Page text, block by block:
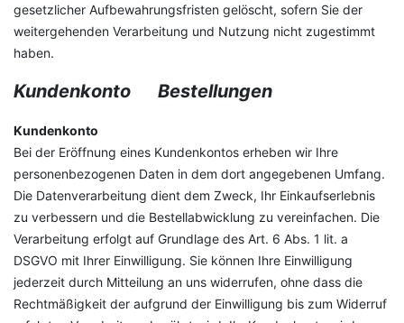
gesetzlicher Aufbewahrungsfristen gelöscht, sofern Sie der
weitergehenden Verarbeitung und Nutzung nicht zugestimmt
haben.
Kundenkonto Bestellungen
Kundenkonto
Bei der Eröffnung eines Kundenkontos erheben wir Ihre
personenbezogenen Daten in dem dort angegebenen Umfang.
Die Datenverarbeitung dient dem Zweck, Ihr Einkaufserlebnis
zu verbessern und die Bestellabwicklung zu vereinfachen. Die
Verarbeitung erfolgt auf Grundlage des Art. 6 Abs. 1 lit. a
DSGVO mit Ihrer Einwilligung. Sie können Ihre Einwilligung
jederzeit durch Mitteilung an uns widerrufen, ohne dass die
Rechtmäßigkeit der aufgrund der Einwilligung bis zum Widerruf